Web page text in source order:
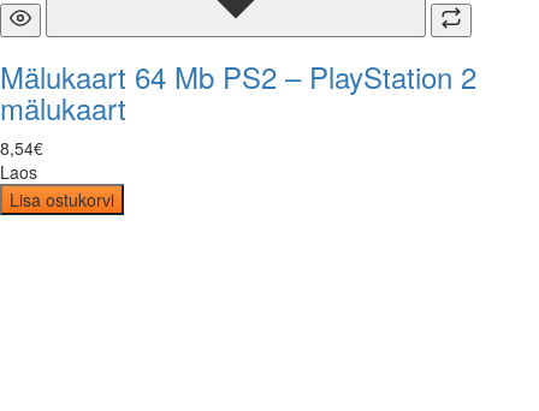
Mälukaart 64 Mb PS2 – PlayStation 2
mälukaart
8,54€
Laos
Lisa ostukorvi